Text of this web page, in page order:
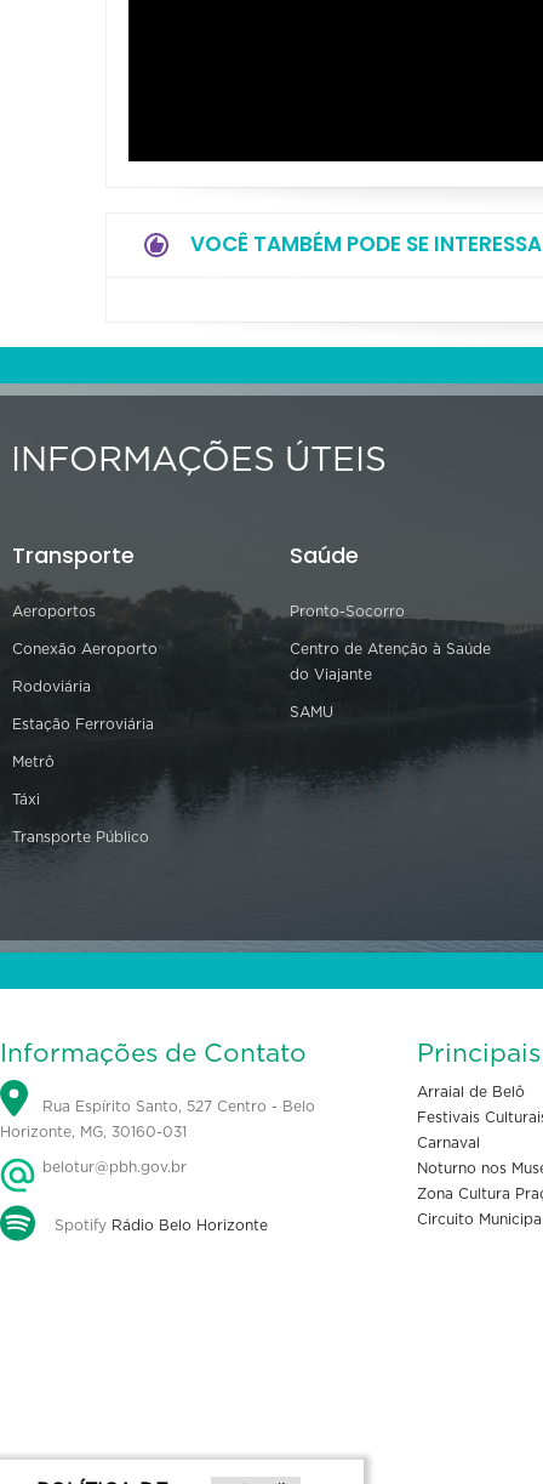
VOCÊ TAMBÉM PODE SE
INFORMAÇÕES ÚTEIS
Transporte
Aeroportos
Conexão Aeroporto
Rodoviária
Estação Ferroviária
Metrô
Táxi
Transporte Público
Saúde
Pronto-Socorro
Centro de Atenção à Saúde
do Viajante
SAMU
Informações de Contato
Rua Espírito Santo, 527 Centro - Belo
Horizonte, MG, 30160-031
belotur@pbh.gov.br
Spotify Rádio Belo Horizonte
Arraial de Belô
Festivais
Carnaval
Noturno nos
Zona Cultura
Circuito